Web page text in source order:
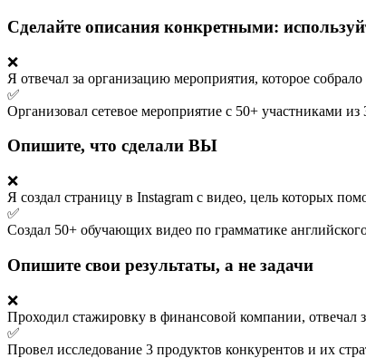
Сделайте описания конкретными:
❌
Я отвечал за организацию мероприятия, которое
✅
Организовал сетевое мероприятие с 50+ участниками
Опишите, что сделали ВЫ
❌
Я создал страницу в Instagram с видео, цель которых
✅
Создал 50+ обучающих видео по грамматике
Опишите свои результаты, а не задачи
❌
Проходил стажировку в финансовой компании, отвечал
✅
Провел исследование 3 продуктов конкурентов и их